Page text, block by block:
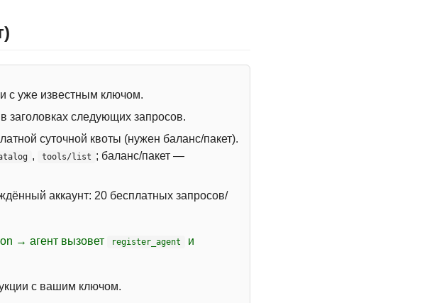
с уже известным ключом.
в заголовках следующих запросов.
суточной квоты (нужен баланс/пакет).
, tools/list ; баланс/пакет —
аккаунт: 20 бесплатных запросов/
→ агент вызовет register_agent
и
с вашим ключом.